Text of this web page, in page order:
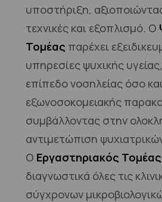
υποστήριξη,
τεχνικές και εξοπλισμό. Ο
Τομέας παρέχει
υπηρεσίες ψυχικής
επίπεδο νοσηλείας όσο
εξωνοσοκομειακής
συμβάλλοντας στην
αντιμετώπιση
Ο Εργαστηριακός Τομέας
διαγνωστικά όλες τις
σύγχρονων